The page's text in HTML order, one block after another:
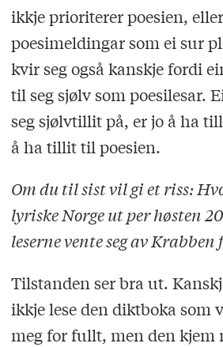
ikkje prioriterer poesien,
poesimeldingar som ei sur
kvir seg også kanskje fordi
til seg sjølv som poesilesar.
seg sjølvtillit på, er jo å ha
å ha tillit til poesien.
Om du til sist vil gi et riss:
lyriske Norge ut per høsten
leserne vente seg av
Tilstanden ser bra ut.
ikkje lese den diktboka som
meg for fullt, men den kjem